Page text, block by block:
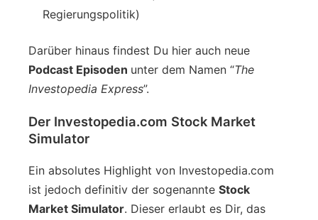
Regierungspolitik)
Darüber hinaus findest Du hier auch neue
Podcast Episoden unter dem Namen “The
Investopedia Express”.
Der Investopedia.com Stock Market
Simulator
Ein absolutes Highlight von Investopedia.com
ist jedoch definitiv der sogenannte Stock
Market Simulator. Dieser erlaubt es Dir, das